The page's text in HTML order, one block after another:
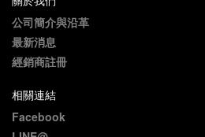
公司簡介與沿革
最新消息
經銷商註冊
相關連結
Facebook